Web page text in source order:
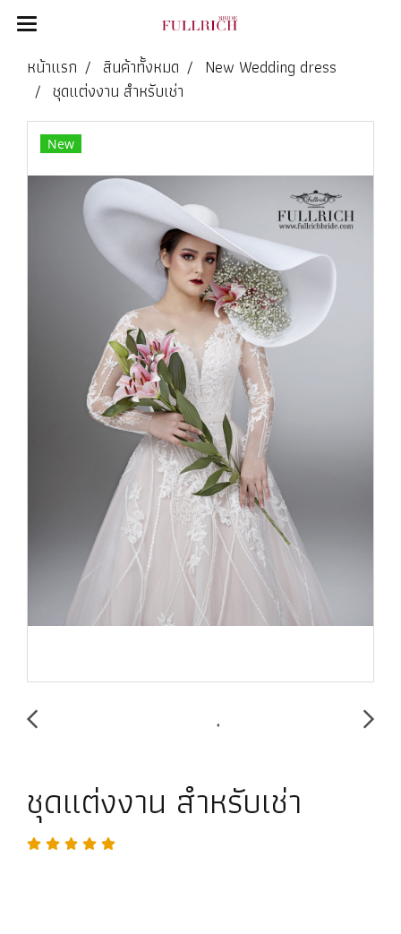
หน้าแรก สินค้าทั้งหมด
New Wedding dress
ชุดแต่งงาน สำหรับเช่า
New
ชุดแต่งงาน สำหรับเช่า